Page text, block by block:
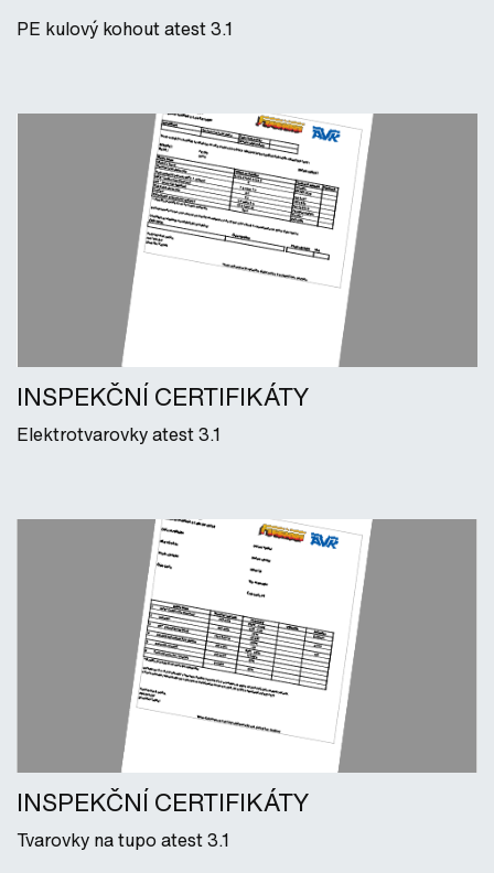
PE kulový kohout atest 3.1
INSPEKČNÍ CERTIFIKÁTY
Elektrotvarovky atest 3.1
INSPEKČNÍ CERTIFIKÁTY
Tvarovky na tupo atest 3.1